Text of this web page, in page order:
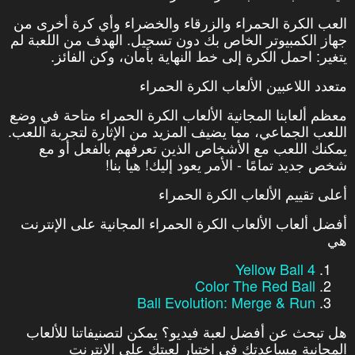
العب الكرة الحمراء والزرقاء والخضراء وأي كرة أخرى من
جهاز الكمبيوتر الخاص بك دون تسجيل. الهدف من اللعبة لم
يتغير: احمل الكرة إلى خط النهاية بأمان، وكن الفائز.
متعدد اللاعبين الألعاب الكرة الحمراء
معظم ألعابنا المجانية الألعاب الكرة الحمراء متاحة في وضع
اللعب الجماعي، مما يضيف المزيد من الإثارة لتجربة اللعب.
يمكنك اللعب مع الأشخاص الذين تعرفهم بالفعل أو مع
شخص جديد تمامًا - الأمر يعود إليك! هيا بنا!
أعلى تقييم الألعاب الكرة الحمراء
أفضل ألعاب الألعاب الكرة الحمراء المجانية على الإنترنت
هي
Yellow Ball 4
Color The Red Ball
Ball Evolution: Merge & Run
هل تبحث عن أفضل لعبة فيديو؟ يمكن لتصنيفاتنا للألعاب
المجانية مساعدتك في اختيار لعبتك على الإنترنت